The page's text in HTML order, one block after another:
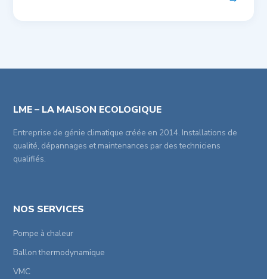
LME – LA MAISON ECOLOGIQUE
Entreprise de génie climatique créée en 2014. Installations de
qualité, dépannages et maintenances par des techniciens
qualifiés.
NOS SERVICES
Pompe à chaleur
Ballon thermodynamique
VMC